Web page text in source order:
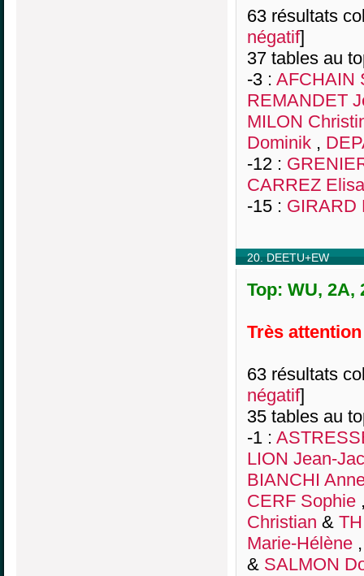
63 résultats
négatif]
37 tables au
-3 : AFCHAIN
REMANDET
MILON
Dominik ,
-12 :
CARREZ
-15 : GIRARD
20. DEETU+EW
Top: WU, 2A,
Très
63 résultats
négatif]
35 tables au
-1 :
LION Jean-
BIANCHI
CERF Sophie
Christian &
Marie-Hélène
& SALMON